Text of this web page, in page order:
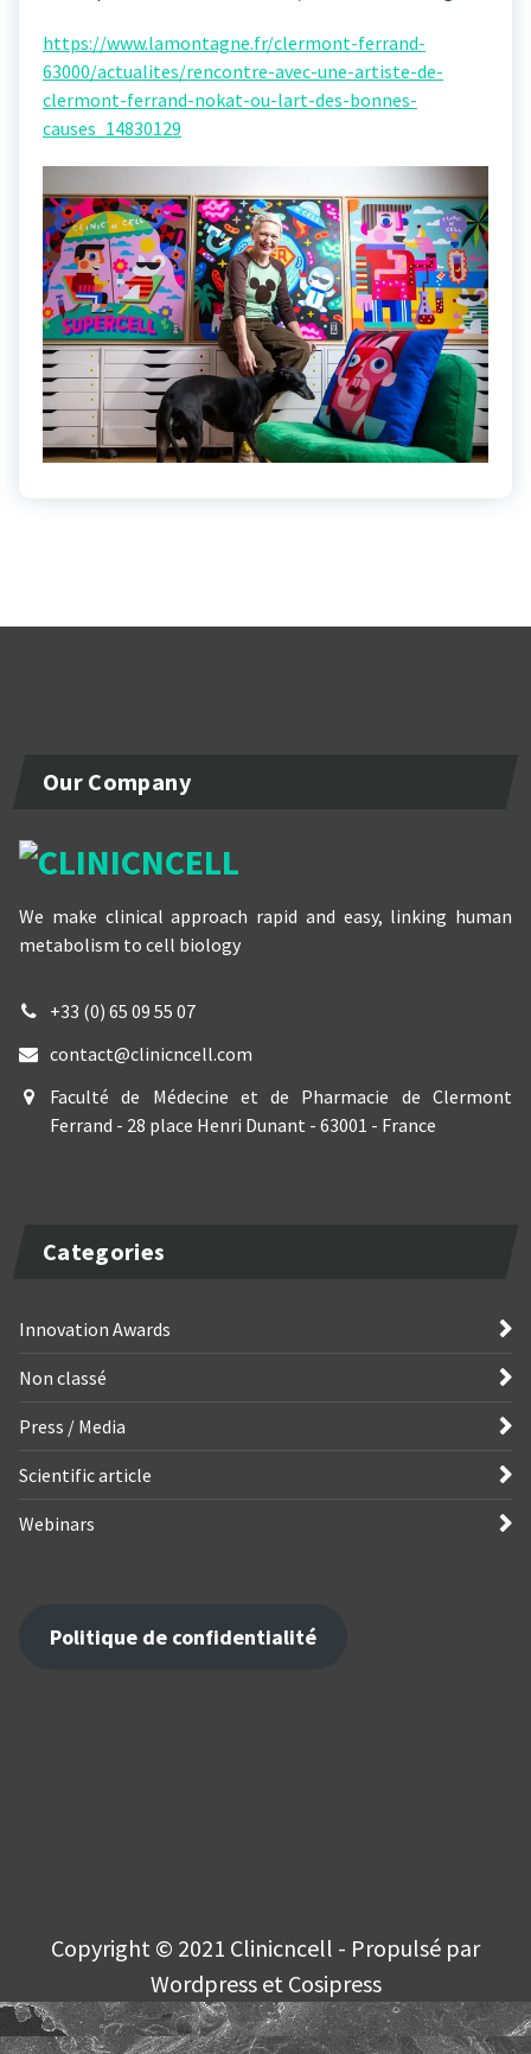
https://www.lamontagne.fr/clermont-ferrand-
63000/actualites/rencontre-avec-une-artiste-de-
clermont-ferrand-nokat-ou-lart-des-bonnes-
causes_14830129
Our Company
We make clinical approach rapid and easy, linking human
metabolism to cell biology
+33 (0) 65 09 55 07
contact@clinicncell.com
Faculté de Médecine et de Pharmacie de Clermont
Ferrand - 28 place Henri Dunant - 63001 - France
Categories
Innovation Awards
Non classé
Press / Media
Scientific article
Webinars
Politique de confidentialité
Copyright © 2021 Clinicncell - Propulsé par
Wordpress et Cosipress